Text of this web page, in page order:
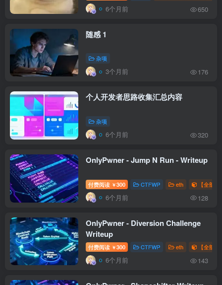
6个月前 650
随感 1
杂项
3个月前 176
个人开发者思路收集汇总内容
杂项
6个月前 320
OnlyPwner - Jump N Run - Writeup
付费阅读 ￥300 CTFWP eth 【全部
6个月前 128
OnlyPwner - Diversion Challenge
Writeup
付费阅读 ￥300 CTFWP eth 【全部
6个月前 143